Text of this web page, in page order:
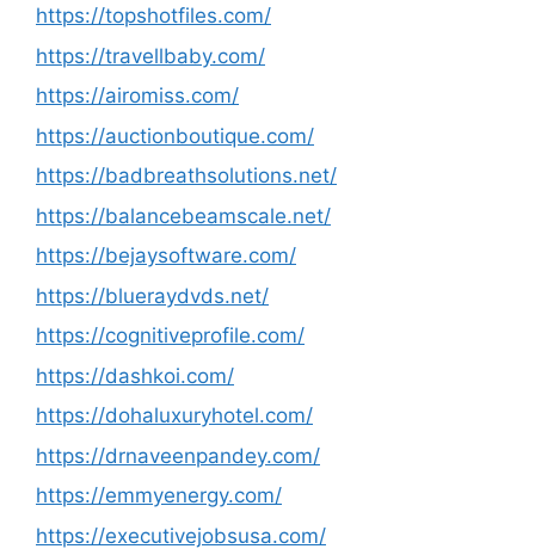
https://topshotfiles.com/
https://travellbaby.com/
https://airomiss.com/
https://auctionboutique.com/
https://badbreathsolutions.net/
https://balancebeamscale.net/
https://bejaysoftware.com/
https://blueraydvds.net/
https://cognitiveprofile.com/
https://dashkoi.com/
https://dohaluxuryhotel.com/
https://drnaveenpandey.com/
https://emmyenergy.com/
https://executivejobsusa.com/